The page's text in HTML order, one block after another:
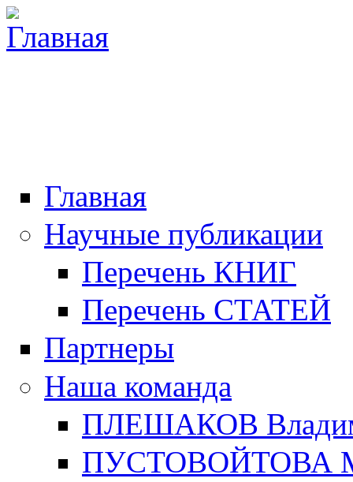
Главная
Научные публикации
Перечень КНИГ
Перечень СТАТЕЙ
Партнеры
Наша команда
ПЛЕШАКОВ
ПУСТОВОЙТОВА